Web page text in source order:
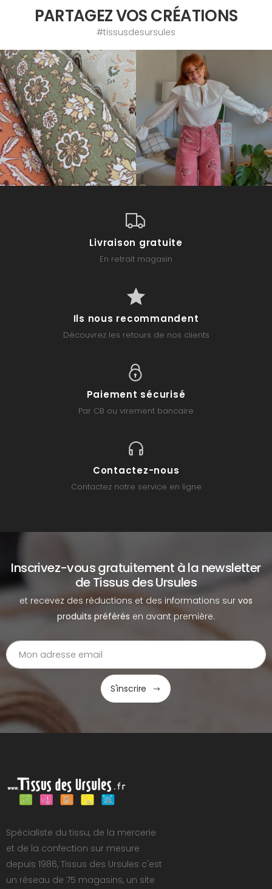
PARTAGEZ VOS CRÉATIONS
#tissusdesursules
Livraison gratuite
En retrait magasin
Ils nous recommandent
Découvrez les retours de nos clients
Paiement sécurisé
Par CB ou virement bancaire
Contactez-nous
Contactez notre service en ligne
Inscrivez-vous gratuitement à la newsletter
de Tissus des Ursules
et recevez des réductions et des informations sur vos
produits préférés en avant première.
S'inscrire
Spécialiste du tissu, de la mercerie
et de la confection sur mesure
depuis 1986, Tissus des Ursules c'est
un réseau de 75 magasins, un site